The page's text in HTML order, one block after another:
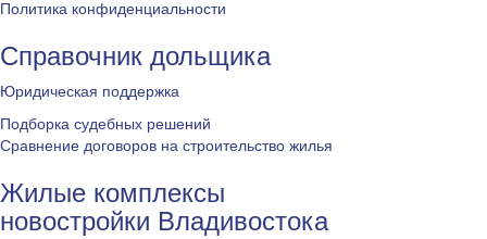
Политика конфиденциальности
Справочник дольщика
Юридическая поддержка
Подборка судебных решений
Сравнение договоров на строительство жилья
Жилые комплексы
новостройки Владивостока